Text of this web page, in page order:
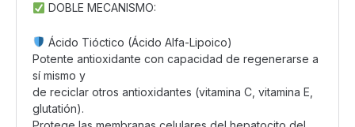
DOBLE MECANISMO:
Ácido Tióctico (Ácido Alfa-Lipoico)
Potente antioxidante con capacidad de regenerarse a
sí mismo y
de reciclar otros antioxidantes (vitamina C, vitamina E,
glutatión).